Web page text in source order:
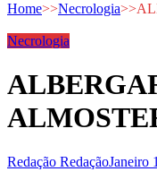
Home>>Necrologia>>
Necrologia
Redação RedaçãoJaneiro